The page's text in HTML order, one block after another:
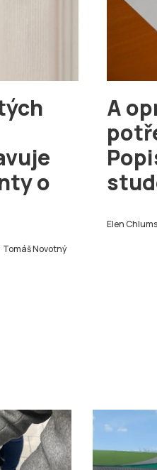
o
Tomáš Novotný
A
Elen